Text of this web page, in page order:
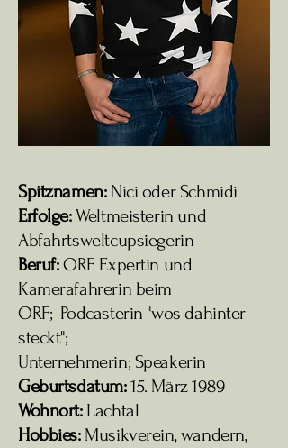
Spitznamen:Nici oder Schmidi
Erfolge:Weltmeisterin und
Abfahrtsweltcupsiegerin
Beruf:ORF Expertin und
Kamerafahrerin beim
ORF; Podcasterin "wos dahinter
steckt";
Unternehmerin; Speakerin
Geburtsdatum:15. März 1989
Wohnort:Lachtal
Hobbies:Musikverein, wandern,